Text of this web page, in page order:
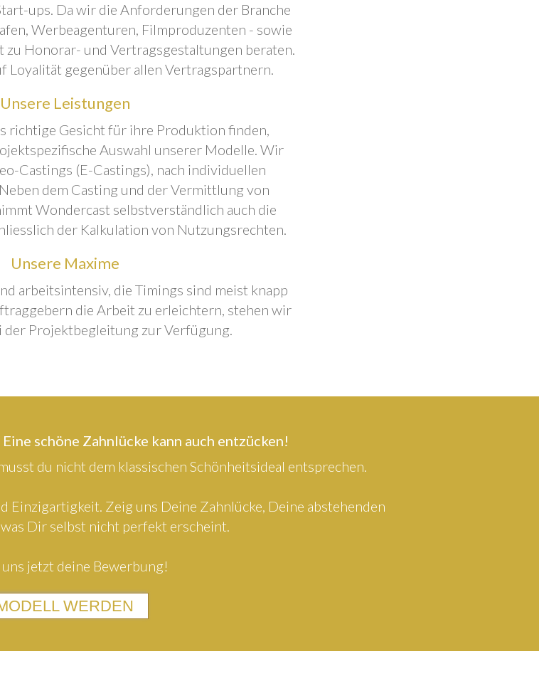
ups. Da wir die Anforderungen der Branche
Werbeagenturen, Filmproduzenten - sowie
Honorar- und Vertragsgestaltungen beraten.
Loyalität gegenüber allen Vertragspartnern.
Unsere Leistungen
richtige Gesicht für ihre Produktion finden,
Auswahl unserer Modelle. Wir
Castings (E-Castings), nach individuellen
dem Casting und der Vermittlung von
Wondercast selbstverständlich auch die
der Kalkulation von Nutzungsrechten.
Unsere Maxime
arbeitsintensiv, die Timings sind meist knapp
die Arbeit zu erleichtern, stehen wir
der Projektbegleitung zur Verfügung.
schöne Zahnlücke kann auch entzücken!
du nicht dem klassischen Schönheitsideal entsprechen.
Zeig uns Deine Zahnlücke, Deine abstehenden
Dir selbst nicht perfekt erscheint.
uns jetzt deine Bewerbung!
WERDEN